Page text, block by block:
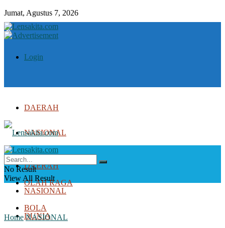
Jumat, Agustus 7, 2026
Login
DAERAH
NASIONAL
DUNIA
OLAH RAGA
BOLA
DAERAH
NASIONAL
DUNIA
No Result
View All Result
Home NASIONAL